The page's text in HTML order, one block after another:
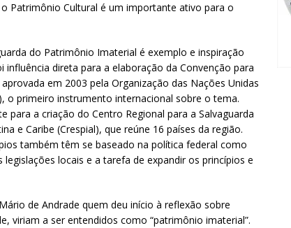
Patrimônio Cultural é um importante ativo para o
do Patrimônio Imaterial é exemplo e inspiração
direta para a elaboração da Convenção para
em 2003 pela Organização das Nações Unidas
o primeiro instrumento internacional sobre o tema.
a criação do Centro Regional para a Salvaguarda
e Caribe (Crespial), que reúne 16 países da região.
também têm se baseado na política federal como
locais e a tarefa de expandir os princípios e
de Andrade quem deu início à reflexão sobre
viriam a ser entendidos como “patrimônio imaterial”.